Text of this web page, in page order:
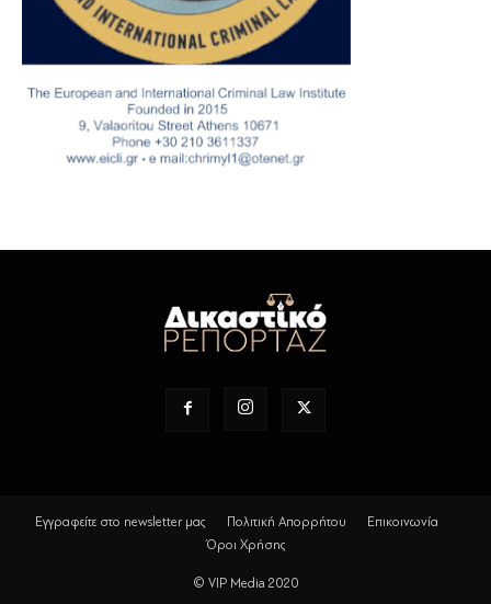
Εγγραφείτε στο newsletter μας Πολιτική Απορρήτου
Επικοινωνία
Όροι Χρήσης
© VIP Media 2020